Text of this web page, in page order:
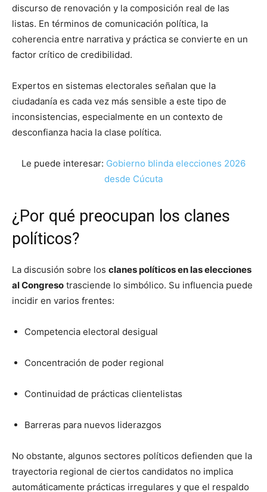
discurso de renovación y la composición real de las
listas. En términos de comunicación política, la
coherencia entre narrativa y práctica se convierte en un
factor crítico de credibilidad.
Expertos en sistemas electorales señalan que la
ciudadanía es cada vez más sensible a este tipo de
inconsistencias, especialmente en un contexto de
desconfianza hacia la clase política.
Le puede interesar: Gobierno blinda elecciones 2026
desde Cúcuta
¿Por qué preocupan los clanes
políticos?
La discusión sobre los clanes políticos en las elecciones
al Congreso trasciende lo simbólico. Su influencia puede
incidir en varios frentes:
Competencia electoral desigual
Concentración de poder regional
Continuidad de prácticas clientelistas
Barreras para nuevos liderazgos
No obstante, algunos sectores políticos defienden que la
trayectoria regional de ciertos candidatos no implica
automáticamente prácticas irregulares y que el respaldo